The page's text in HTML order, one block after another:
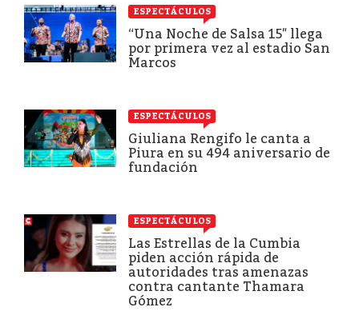
ESPECTÁCULOS
“Una Noche de Salsa 15″ llega
por primera vez al estadio San
Marcos
ESPECTÁCULOS
Giuliana Rengifo le canta a
Piura en su 494 aniversario de
fundación
ESPECTÁCULOS
Las Estrellas de la Cumbia
piden acción rápida de
autoridades tras amenazas
contra cantante Thamara
Gómez